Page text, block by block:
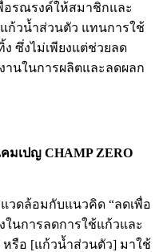
พื่อรณรงค์ให้สมาชิกและ
วน้ำส่วนตัว แทนการใช้
ซึ่งไม่เพียงแต่ช่วยลด
นในการผลิตและลดผลก
เปญ CHAMP ZERO
วดล้อมกับแนวคิด “ลดเพื่อ
ในการลดการใช้แก้วและ
รือ [แก้วน้ำส่วนตัว] มาใช้